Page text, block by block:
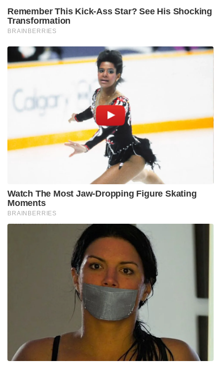
Remember This Kick-Ass Star? See His Shocking
Transformation
BRAINBERRIES
Watch The Most Jaw‑Dropping Figure Skating
Moments
BRAINBERRIES